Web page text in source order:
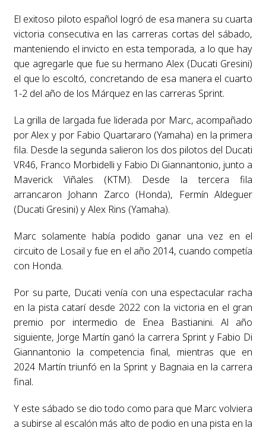
El exitoso piloto español logró de esa manera su cuarta
victoria consecutiva en las carreras cortas del sábado,
manteniendo el invicto en esta temporada, a lo que hay
que agregarle que fue su hermano Alex (Ducati Gresini)
el que lo escoltó, concretando de esa manera el cuarto
1-2 del año de los Márquez en las carreras Sprint.
La grilla de largada fue liderada por Marc, acompañado
por Alex y por Fabio Quartararo (Yamaha) en la primera
fila. Desde la segunda salieron los dos pilotos del Ducati
VR46, Franco Morbidelli y Fabio Di Giannantonio, junto a
Maverick Viñales (KTM). Desde la tercera fila
arrancaron Johann Zarco (Honda), Fermín Aldeguer
(Ducati Gresini) y Alex Rins (Yamaha).
Marc solamente había podido ganar una vez en el
circuito de Losail y fue en el año 2014, cuando competía
con Honda.
Por su parte, Ducati venía con una espectacular racha
en la pista catarí desde 2022 con la victoria en el gran
premio por intermedio de Enea Bastianini. Al año
siguiente, Jorge Martín ganó la carrera Sprint y Fabio Di
Giannantonio la competencia final, mientras que en
2024 Martín triunfó en la Sprint y Bagnaia en la carrera
final.
Y este sábado se dio todo como para que Marc volviera
a subirse al escalón más alto de podio en una pista en la